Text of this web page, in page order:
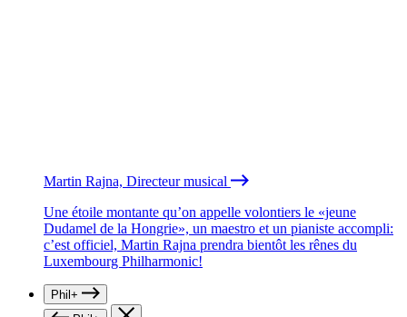
Martin Rajna, Directeur musical
Une étoile montante qu’on appelle volontiers le «jeune
Dudamel de la Hongrie», un maestro et un pianiste accompli:
c’est officiel, Martin Rajna prendra bientôt les rênes du
Luxembourg Philharmonic!
Phil+